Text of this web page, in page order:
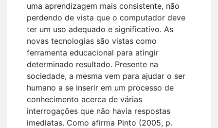
uma aprendizagem mais consistente, não
perdendo de vista que o computador deve
ter um uso adequado e significativo. As
novas tecnologias são vistas como
ferramenta educacional para atingir
determinado resultado. Presente na
sociedade, a mesma vem para ajudar o ser
humano a se inserir em um processo de
conhecimento acerca de várias
interrogações que não havia respostas
imediatas. Como afirma Pinto (2005, p.